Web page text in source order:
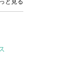
と見る